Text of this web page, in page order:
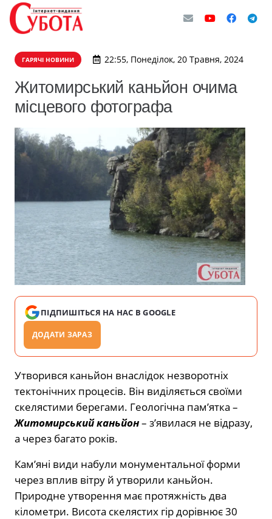
ГАРЯЧІ НОВИНИ 22:55, Понеділок, 20 Травня, 2024
Житомирський каньйон очима
місцевого фотографа
ПІДПИШІТЬСЯ НА НАС В GOOGLE
ДОДАТИ ЗАРАЗ
Утворився каньйон внаслідок незворотніх
тектонічних процесів. Він виділяється своїми
скелястими берегами. Геологічна пам’ятка –
Житомирський каньйон– з’явилася не відразу,
а через багато років.
Кам’яні види набули монументальної форми
через вплив вітру й утворили каньйон.
Природне утворення має протяжність два
кілометри. Висота скелястих гір дорівнює 30